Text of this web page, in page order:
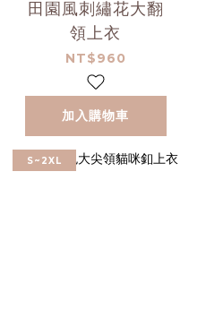
田園風刺繡花大翻
領上衣
NT$960
加入購物車
S~2XL